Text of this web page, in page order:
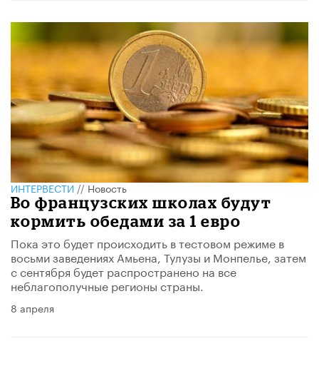
ИНТЕРВЕСТИ//Новость
Во французских школах будут
кормить обедами за 1 евро
Пока это будет происходить в тестовом режиме в
восьми заведениях Амьена, Тулузы и Монпелье, затем
с сентября будет распространено на все
неблагополучные регионы страны.
8 апреля